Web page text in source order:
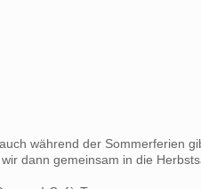
während der Sommerferien
dann gemeinsam in die